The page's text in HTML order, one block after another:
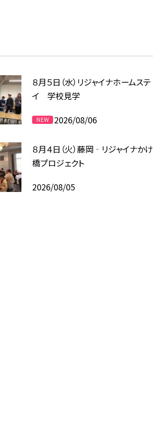
８月５日（水）リジャイナホームステ
イ 学校見学
2026/08/06
８月４日（火）藤岡‐リジャイナかけ
橋プロジェクト
2026/08/05